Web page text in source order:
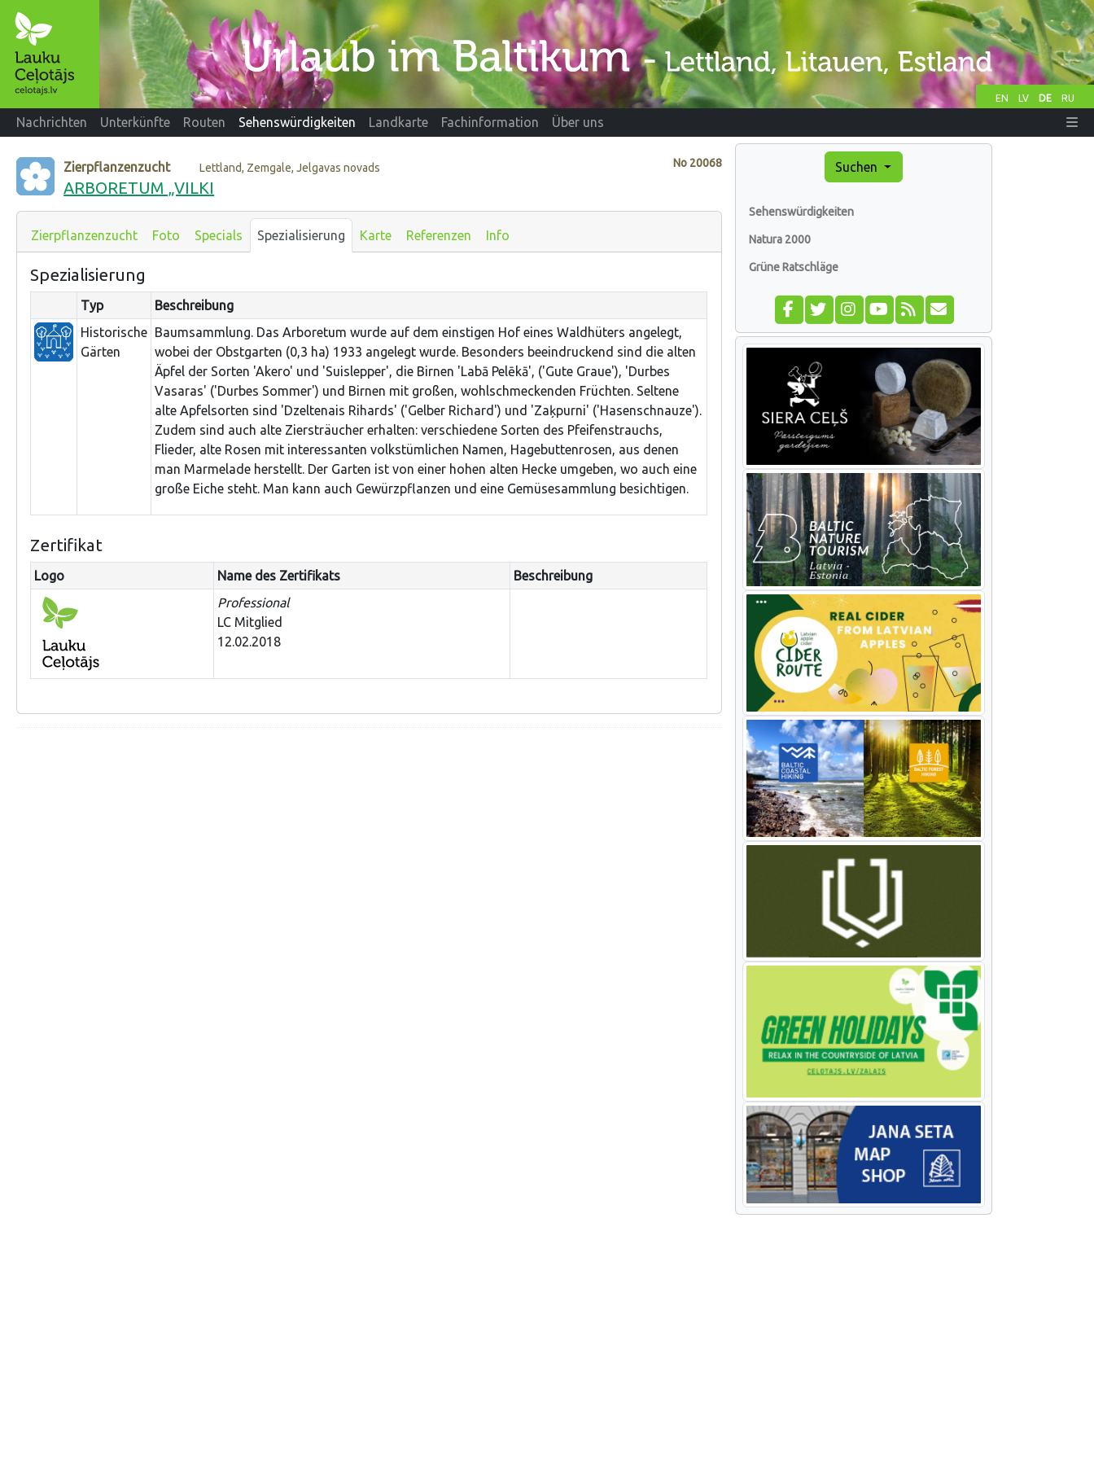
EN LV DE RU
Nachrichten Unterkünfte Routen Sehenswürdigkeiten Landkarte Fachinformation Über uns
No 20068
Zierpflanzenzucht Lettland, Zemgale, Jelgavas novads
ARBORETUM „VILKI
Zierpflanzenzucht Foto Specials Spezialisierung Karte Referenzen Info
Spezialisierung
Typ
Beschreibung
Historische
Gärten
Baumsammlung. Das Arboretum wurde auf dem einstigen Hof eines Waldhüters angelegt,
wobei der Obstgarten (0,3 ha) 1933 angelegt wurde. Besonders beeindruckend sind die alten
Äpfel der Sorten 'Akero' und 'Suislepper', die Birnen 'Labā Pelēkā', ('Gute Graue'), 'Durbes
Vasaras' ('Durbes Sommer') und Birnen mit großen, wohlschmeckenden Früchten. Seltene
alte Apfelsorten sind 'Dzeltenais Rihards' ('Gelber Richard') und 'Zaķpurni' ('Hasenschnauze').
Zudem sind auch alte Ziersträucher erhalten: verschiedene Sorten des Pfeifenstrauchs,
Flieder, alte Rosen mit interessanten volkstümlichen Namen, Hagebuttenrosen, aus denen
man Marmelade herstellt. Der Garten ist von einer hohen alten Hecke umgeben, wo auch eine
große Eiche steht. Man kann auch Gewürzpflanzen und eine Gemüsesammlung besichtigen.
Zertifikat
Logo Name des Zertifikats
Beschreibung
Professional
LC Mitglied
12.02.2018
Suchen
Sehenswürdigkeiten
Natura 2000
Grüne Ratschläge